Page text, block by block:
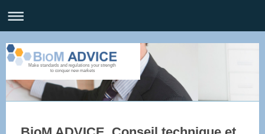
Make standards and regulations your strength
to conquer new markets